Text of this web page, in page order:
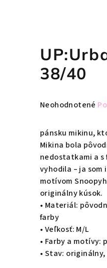
38/40
Priemerné
produktu
je
hviezdičiek.
Neohodnotené
pánsku mikinu,
Mikina bola
nedostatkami a
vyhodila – ja
motívom
originálny kúsok.
• Materiál:
farby
• Veľkosť: M/L
• Farby a motívy:
• Stav: